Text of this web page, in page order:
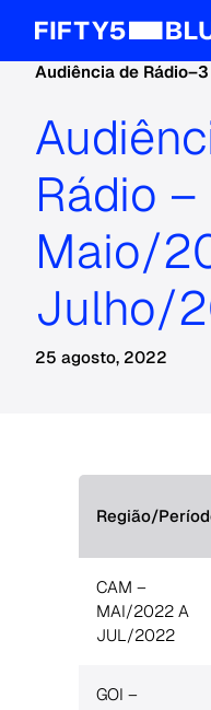
Audiência de Rádio–3
Rádio –
Maio/
Julho/
25 agosto, 2022
Região/
CAM –
MAI/2022 A
JUL/2022
GOI –